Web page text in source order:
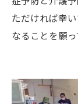
ただければ幸
なることを願っ